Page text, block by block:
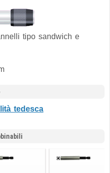
tipo sandwich e
tedesca